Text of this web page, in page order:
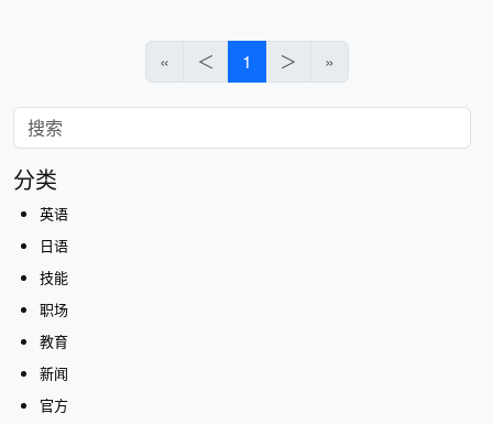
« ＜ 1 ＞ »
分类
英语
日语
技能
职场
教育
新闻
官方